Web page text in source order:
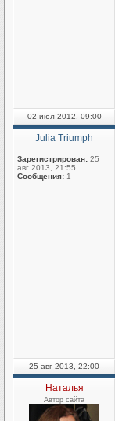
02 июл 2012, 09:00
Julia Triumph
Зарегистрирован: 25
авг 2013, 21:55
Сообщения: 1
25 авг 2013, 22:00
Наталья
Автор сайта